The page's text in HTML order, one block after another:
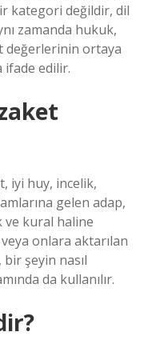
kategori değildir, dil
zamanda hukuk,
değerlerinin ortaya
ifade edilir.
iyi huy, incelik,
gelen adap,
kural haline
onlara aktarılan
bir şeyin nasıl
da kullanılır.